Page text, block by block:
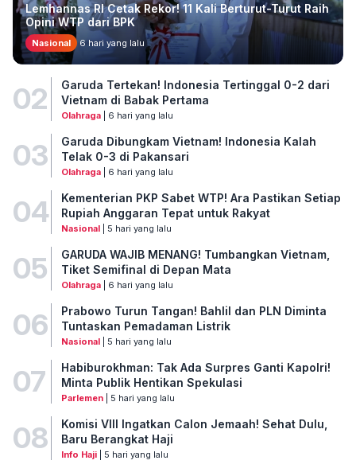
Lemhannas RI Cetak Rekor! 11 Kali Berturut-Turut Raih
Opini WTP dari BPK
Nasional 6 hari yang lalu
02
Garuda Tertekan! Indonesia Tertinggal 0-2 dari
Vietnam di Babak Pertama
Olahraga| 6 hari yang lalu
03
Garuda Dibungkam Vietnam! Indonesia Kalah
Telak 0-3 di Pakansari
Olahraga| 6 hari yang lalu
04
Kementerian PKP Sabet WTP! Ara Pastikan Setiap
Rupiah Anggaran Tepat untuk Rakyat
Nasional| 5 hari yang lalu
05
GARUDA WAJIB MENANG! Tumbangkan Vietnam,
Tiket Semifinal di Depan Mata
Olahraga| 6 hari yang lalu
06
Prabowo Turun Tangan! Bahlil dan PLN Diminta
Tuntaskan Pemadaman Listrik
Nasional| 5 hari yang lalu
07
Habiburokhman: Tak Ada Surpres Ganti Kapolri!
Minta Publik Hentikan Spekulasi
Parlemen| 5 hari yang lalu
08
Komisi VIII Ingatkan Calon Jemaah! Sehat Dulu,
Baru Berangkat Haji
Info Haji| 5 hari yang lalu